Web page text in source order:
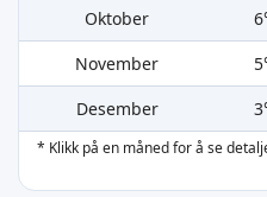
Oktober
November
Desember
* Klikk på en måned for å se